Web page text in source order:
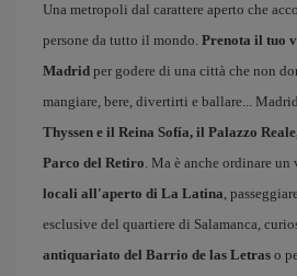
Una metropoli dal carattere aperto che
persone da tutto il mondo. Prenota il tuo
Madrid per godere di una città che non
mangiare, bere, divertirti e ballare...
Thyssen e il Reina Sofía, il Palazzo
Parco del Retiro. Ma è anche ordinare
locali all'aperto di La Latina,
esclusive del quartiere di Salamanca,
antiquariato del Barrio de las Letras o